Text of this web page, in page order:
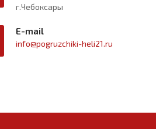
г.Чебоксары
E-mail
info@pogruzchiki-heli21.ru